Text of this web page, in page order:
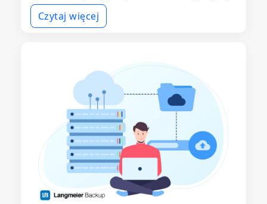
Czytaj więcej